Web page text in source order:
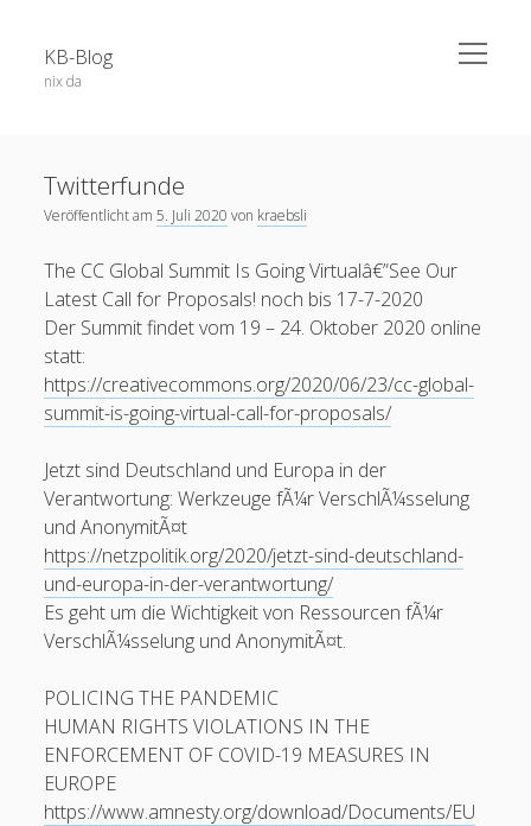
KB-Blog
nix da
open
menu
Veröffentlichungen
Projekte / Code
Datenschutz
Impressum
Suchen
Schlagwörter
52aadobe connectandroid app apple
ausstellung berlin blackboard blogBochum
chatgpt coer13 Corona datenschutz E-Learning
egypt eLearning eTutoringfacebook food google
internet mobile mooc moodleoer open podcast
re:publica rp11 RUB mobile ruhr-uni Ruhr-UniversitÃ¤t
urheberrecht
Video WikiWordpress Ã¤gypten
Blogroll
Twitterfunde
Veröffentlicht am5. Juli 2020 von kraebsli
The CC Global Summit Is Going Virtualâ€”See Our
Latest Call for Proposals! noch bis 17-7-2020
Der Summit findet vom 19 – 24. Oktober 2020 online
statt:
https://creativecommons.org/2020/06/23/cc-global-
summit-is-going-virtual-call-for-proposals/
Jetzt sind Deutschland und Europa in der
Verantwortung: Werkzeuge fÃ¼r VerschlÃ¼sselung
und AnonymitÃ¤t
https://netzpolitik.org/2020/jetzt-sind-deutschland-
und-europa-in-der-verantwortung/
Es geht um die Wichtigkeit von Ressourcen fÃ¼r
VerschlÃ¼sselung und AnonymitÃ¤t.
POLICING THE PANDEMIC
HUMAN RIGHTS VIOLATIONS IN THE
ENFORCEMENT OF COVID-19 MEASURES IN
EUROPE
https://www.amnesty.org/download/Documents/EU